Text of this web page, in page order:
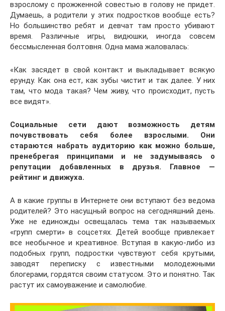
взрослому с прожженной совестью в голову не придет.
Думаешь, а родители у этих подростков вообще есть?
Но большинство ребят и девчат там просто убивают
время. Различные игры, видюшки, иногда совсем
бессмысленная болтовня. Одна мама жаловалась:
«Как засядет в свой контакт и выкладывает всякую
ерунду. Как она ест, как зубы чистит и так далее. У них
там, что мода такая? Чем живу, что происходит, пусть
все видят».
Социальные сети дают возможность детям
почувствовать себя более взрослыми. Они
стараются набрать аудиторию как можно больше,
пренебрегая принципами и не задумываясь о
репутации добавленных в друзья. Главное —
рейтинг и движуха.
А в какие группы в Интернете они вступают без ведома
родителей? Это насущный вопрос на сегодняшний день.
Уже не единожды освещалась тема так называемых
«групп смерти» в соцсетях. Детей вообще привлекает
все необычное и креативное. Вступая в какую-либо из
подобных групп, подростки чувствуют себя крутыми,
заводят переписку с известными молодежными
блогерами, гордятся своим статусом. Это и понятно. Так
растут их самоуважение и самолюбие.